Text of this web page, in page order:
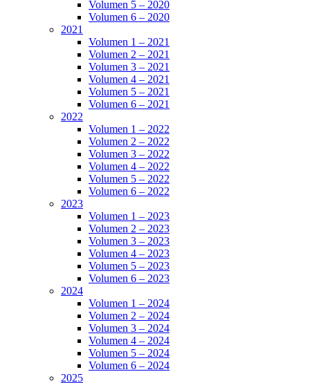
Volumen 5 – 2020
Volumen 6 – 2020
2021
Volumen 1 – 2021
Volumen 2 – 2021
Volumen 3 – 2021
Volumen 4 – 2021
Volumen 5 – 2021
Volumen 6 – 2021
2022
Volumen 1 – 2022
Volumen 2 – 2022
Volumen 3 – 2022
Volumen 4 – 2022
Volumen 5 – 2022
Volumen 6 – 2022
2023
Volumen 1 – 2023
Volumen 2 – 2023
Volumen 3 – 2023
Volumen 4 – 2023
Volumen 5 – 2023
Volumen 6 – 2023
2024
Volumen 1 – 2024
Volumen 2 – 2024
Volumen 3 – 2024
Volumen 4 – 2024
Volumen 5 – 2024
Volumen 6 – 2024
2025